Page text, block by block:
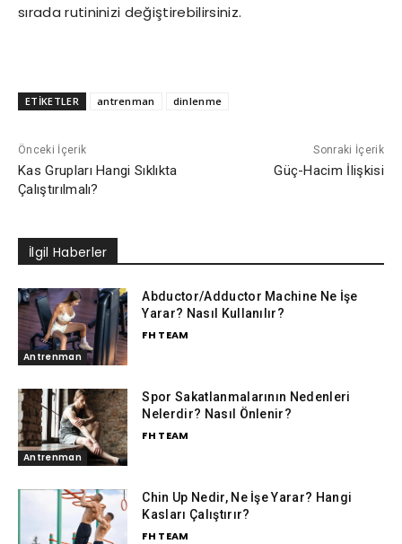
sırada rutininizi değiştirebilirsiniz.
ETİKETLER antrenman dinlenme
Önceki İçerik
Kas Grupları Hangi Sıklıkta
Çalıştırılmalı?
Sonraki İçerik
Güç-Hacim İlişkisi
İlgil Haberler
Antrenman
Abductor/Adductor Machine Ne İşe
Yarar? Nasıl Kullanılır?
FH TEAM
Antrenman
Spor Sakatlanmalarının Nedenleri
Nelerdir? Nasıl Önlenir?
FH TEAM
Chin Up Nedir, Ne İşe Yarar? Hangi
Kasları Çalıştırır?
FH TEAM